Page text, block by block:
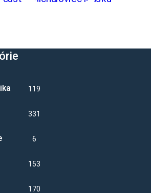
1192
331
6
1535
17027